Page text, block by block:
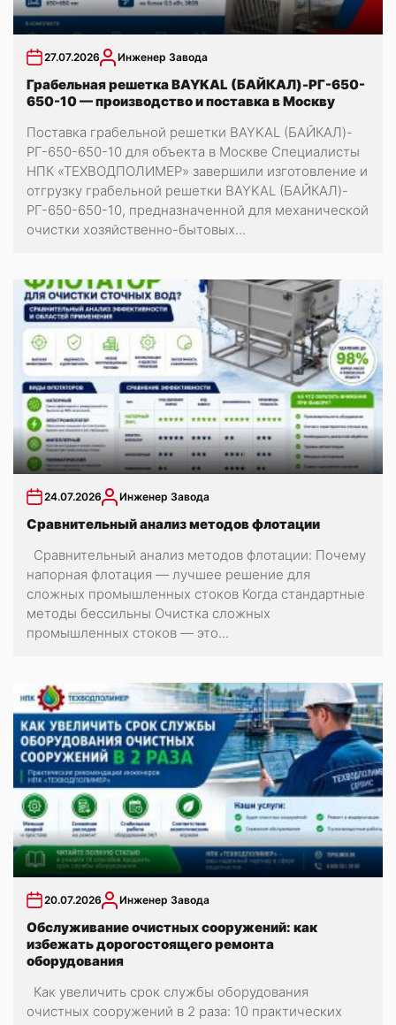
27.07.2026 Инженер Завода
Грабельная решетка BAYKAL (БАЙКАЛ)-РГ-650-
650-10 — производство и поставка в Москву
Поставка грабельной решетки BAYKAL (БАЙКАЛ)-
РГ-650-650-10 для объекта в Москве Специалисты
НПК «ТЕХВОДПОЛИМЕР» завершили изготовление и
отгрузку грабельной решетки BAYKAL (БАЙКАЛ)-
РГ-650-650-10, предназначенной для механической
очистки хозяйственно-бытовых...
24.07.2026 Инженер Завода
Сравнительный анализ методов флотации
Сравнительный анализ методов флотации: Почему
напорная флотация — лучшее решение для
сложных промышленных стоков Когда стандартные
методы бессильны Очистка сложных
промышленных стоков — это...
20.07.2026 Инженер Завода
Обслуживание очистных сооружений: как
избежать дорогостоящего ремонта
оборудования
Как увеличить срок службы оборудования
очистных сооружений в 2 раза: 10 практических